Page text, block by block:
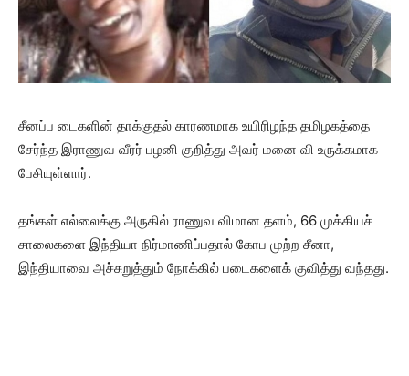
சீனப்ப டைகளின் தாக்குதல் காரணமாக உயிரிழந்த தமிழகத்தை
சேர்ந்த இராணுவ வீரர் பழனி குறித்து அவர் மனை வி உருக்கமாக
பேசியுள்ளார்.
தங்கள் எல்லைக்கு அருகில் ராணுவ விமான தளம், 66 முக்கியச்
சாலைகளை இந்தியா நிர்மாணிப்பதால் கோப முற்ற சீனா,
இந்தியாவை அச்சுறுத்தும் நோக்கில் படைகளைக் குவித்து வந்தது.